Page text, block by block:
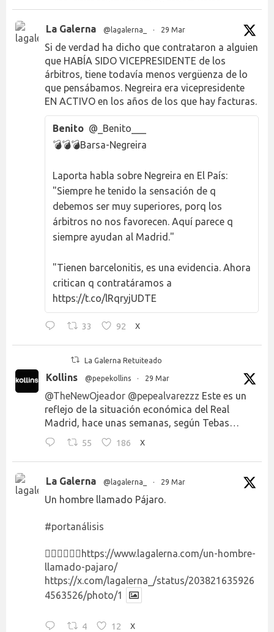
La Galerna @lagalerna_ · 29 Mar
Si de verdad ha dicho que contrataron a alguien
que HABÍA SIDO VICEPRESIDENTE de los
árbitros, tiene todavía menos vergüenza de lo
que pensábamos. Negreira era vicepresidente
EN ACTIVO en los años de los que hay facturas.
Benito @_Benito___
💣💣💣Barsa-Negreira
Laporta habla sobre Negreira en El País:
"Siempre he tenido la sensación de q
debemos ser muy superiores, porq los
árbitros no nos favorecen. Aquí parece q
siempre ayudan al Madrid."
"Tienen barcelonitis, es una evidencia. Ahora
critican q contratáramos a
https://t.co/lRqryjUDTE
33 92 X
La Galerna Retuiteado
Kollins @pepekollins · 29 Mar
@TheNewOjeador @pepealvarezzz Este es un
reflejo de la situación económica del Real
Madrid, hace unas semanas, según Tebas…
55 186 X
La Galerna @lagalerna_ · 29 Mar
Un hombre llamado Pájaro.
#portanálisis
👉🏻👉🏻👉🏻 https://www.lagalerna.com/un-hombre-
llamado-pajaro/
https://x.com/lagalerna_/status/203821635926
4563526/photo/1
4 12 X